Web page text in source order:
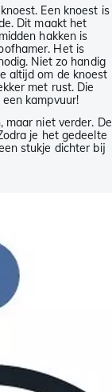
Een knoest is
Dit maakt het
hakken is
Het is
Niet zo handig
altijd om de knoest
met rust. Die
kampvuur!
maar niet verder. De
je het gedeelte
stukje dichter bij